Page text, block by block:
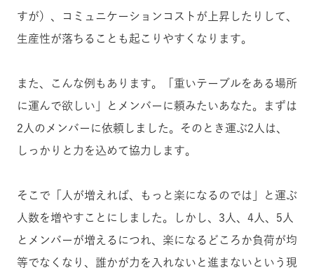
すが）、コミュニケーションコストが上昇したりして、
生産性が落ちることも起こりやすくなります。
また、こんな例もあります。「重いテーブルをある場所
に運んで欲しい」とメンバーに頼みたいあなた。まずは
2人のメンバーに依頼しました。そのとき運ぶ2人は、
しっかりと力を込めて協力します。
そこで「人が増えれば、もっと楽になるのでは」と運ぶ
人数を増やすことにしました。しかし、3人、4人、5人
とメンバーが増えるにつれ、楽になるどころか負荷が均
等でなくなり、誰かが力を入れないと進まないという現